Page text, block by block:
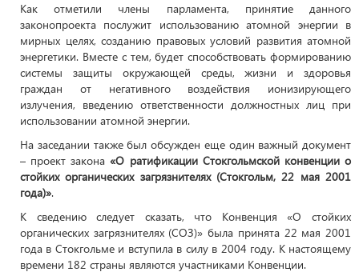
Как отметили члены парламента, принятие данного
законопроекта послужит использованию атомной энергии в
мирных целях, созданию правовых условий развития атомной
энергетики. Вместе с тем, будет способствовать формированию
системы защиты окружающей среды, жизни и здоровья
граждан от негативного воздействия ионизирующего
излучения, введению ответственности должностных лиц при
использовании атомной энергии.
На заседании также был обсужден еще один важный документ
– проект закона«О ратификации Стокгольмской конвенции о
стойких органических загрязнителях (Стокгольм, 22 мая 2001
года)».
К сведению следует сказать, что Конвенция «О стойких
органических загрязнителях (СОЗ)» была принята 22 мая 2001
года в Стокгольме и вступила в силу в 2004 году. К настоящему
времени 182 страны являются участниками Конвенции.